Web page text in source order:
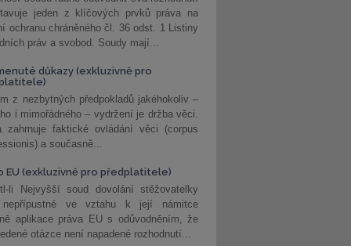
jeden z klíčových prvků práva na
ochranu chráněného čl. 36 odst. 1 Listiny
práv a svobod. Soudy mají...
důkazy (exkluzivně pro
z nezbytných předpokladů jakéhokoliv –
i mimořádného – vydržení je držba věci.
zahrnuje faktické ovládání věci (corpus
a současně...
EU (exkluzivně pro předplatitele)
li Nejvyšší soud dovolání stěžovatelky
ve vztahu k její námitce
aplikace práva EU s odůvodněním, že
otázce není napadené rozhodnutí...